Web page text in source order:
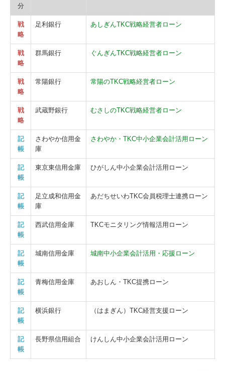
分
戦
略
足利銀行 あしぎんTKC戦略経営者ローン
戦
略
群馬銀行 ぐんぎんTKC戦略経営者ローン
戦
略
常陽銀行 常陽のTKC戦略経営者ローン
戦
略
武蔵野銀行 むさしのTKC戦略経営者ローン
記
帳
さわやか信用金
庫
さわやか・TKC中小企業会計活用ローン
記
帳
東京東信用金庫 ひがしん中小企業会計活用ローン
記
帳
足立成和信用金
庫
あだちせいわTKC会員税理士連携ローン
記
帳
西武信用金庫 TKCモニタリング情報活用ローン
記
帳
城南信用金庫 城南中小企業会計活用・応援ローン
記
帳
青梅信用金庫 あおしん・TKC提携ローン
記
帳
横浜銀行 （はまぎん）TKC経営支援ローン
記
帳
長野県信用組合 けんしん中小企業会計活用ローン